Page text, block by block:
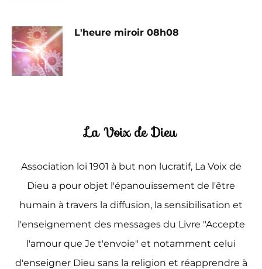
L'heure miroir 08h08
La Voix de Dieu
Association loi 1901 à but non lucratif, La Voix de
Dieu a pour objet l'épanouissement de l'être
humain à travers la diffusion, la sensibilisation et
l'enseignement des messages du Livre "Accepte
l'amour que Je t'envoie" et notamment celui
d'enseigner Dieu sans la religion et réapprendre à